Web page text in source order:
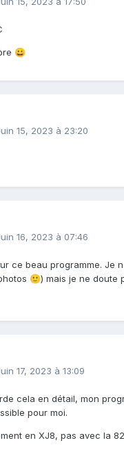
😀
15, 2023 à 23:20
16, 2023 à 07:46
ce beau programme. Je
🙂) mais je ne doute
17, 2023 à 13:09
cela en détail, mon
pour moi.
en XJ8, pas avec la